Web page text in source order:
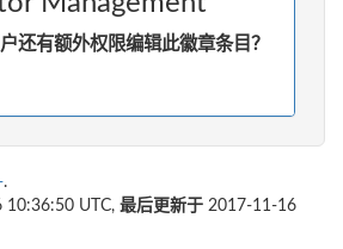
还有额外权限编辑此徽章条目？
.
10:36:50 UTC, 最后更新于 2017-11-16